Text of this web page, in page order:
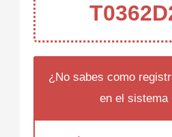
¿No sabes como
en el sistema